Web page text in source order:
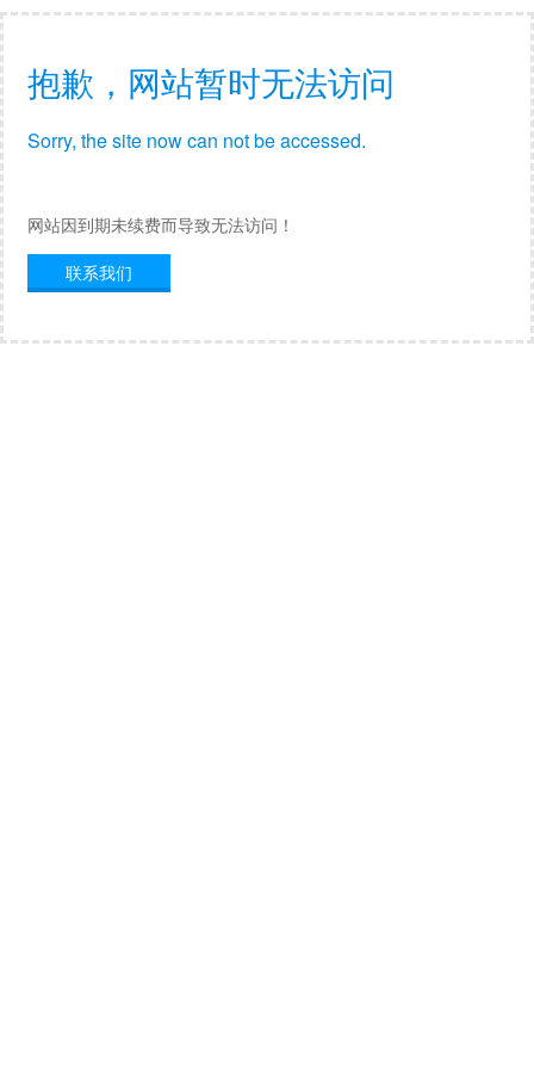
抱歉，网站暂时无法访问
Sorry, the site now can not be accessed.
网站因到期未续费而导致无法访问！
联系我们